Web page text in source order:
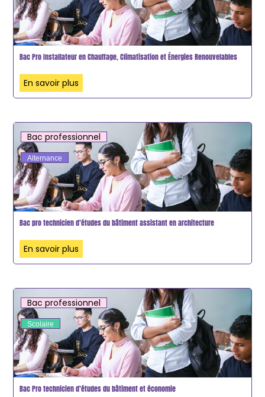
Bac Pro Installateur en Chauffage, Climatisation et Énergies Renouvelables
En savoir plus
Bac professionnel
Alternance
Bac pro technicien d’études du bâtiment assistant en architecture
En savoir plus
Bac professionnel
Scolaire
Bac Pro technicien d’études du bâtiment et économie